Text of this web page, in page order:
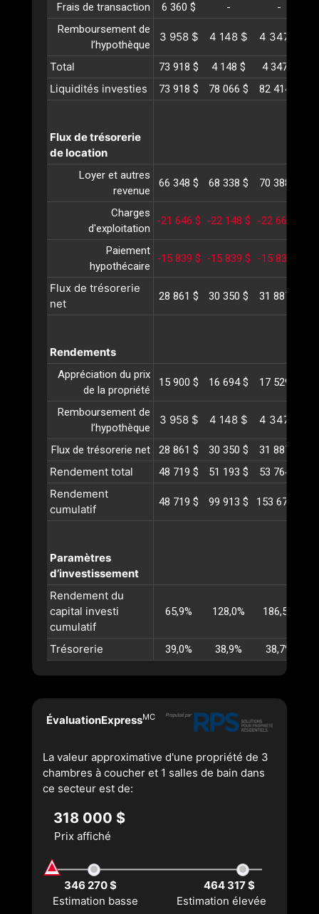
Frais de transaction
6 360 $ -
-
Remboursement de
l’hypothèque
3 958 $ 4 148 $ 4 347 $
Total 73 918 $ 4 148 $ 4 347 $
Liquidités investies 73 918 $ 78 066 $ 82 414 $
Flux de trésorerie
de location
Loyer et autres
revenue
66 348 $ 68 338 $ 70 388 $
Charges
d'exploitation
-21 646 $ -22 148 $ -22 661 $
Paiement
hypothécaire
-15 839 $ -15 839 $ -15 839 $
Flux de trésorerie
net
28 861 $ 30 350 $ 31 887 $
Rendements
Appréciation du prix
de la propriété
15 900 $ 16 694 $ 17 529 $
Remboursement de
l’hypothèque
3 958 $ 4 148 $ 4 347 $
Flux de trésorerie net 28 861 $ 30 350 $ 31 887 $
Rendement total 48 719 $ 51 193 $ 53 764 $
Rendement
cumulatif
48 719 $ 99 913 $ 153 678 $
Paramètres
d’investissement
Rendement du
capital investi
cumulatif
65,9% 128,0% 186,5%
Trésorerie 39,0% 38,9% 38,7%
ÉvaluationExpressMC
La valeur approximative d'une propriété de 3
chambres à coucher et 1 salles de bain dans
ce secteur est de:
318 000 $
Prix affiché
346 270 $
464 317 $
Estimation basse
Estimation élevée